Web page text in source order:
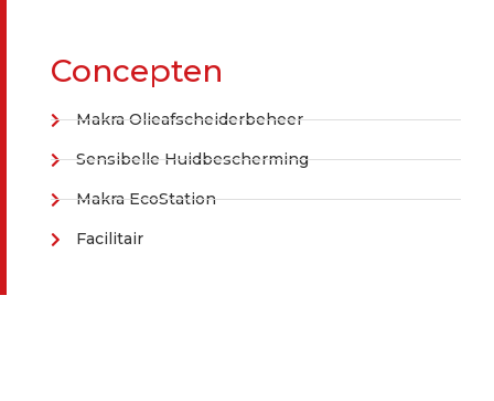
Concepten
Makra Olieafscheiderbeheer
Sensibelle Huidbescherming
Makra EcoStation
Facilitair